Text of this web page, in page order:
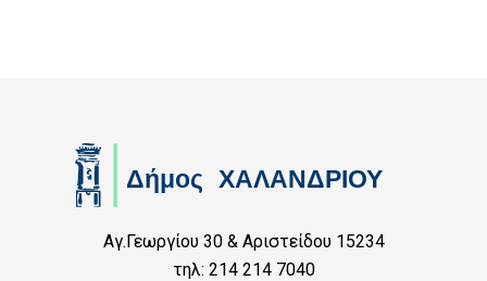
Αγ.Γεωργίου 30 & Αριστείδου 15234
τηλ: 214 214 7040